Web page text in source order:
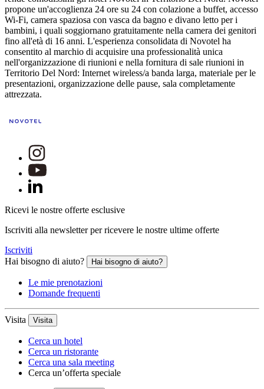
propone un'accoglienza 24 ore su 24 con colazione a buffet, accesso
Wi-Fi, camera spaziosa con vasca da bagno e divano letto per i
bambini, i quali soggiornano gratuitamente nella camera dei genitori
fino all'età di 16 anni. L'esperienza consolidata di Novotel ha
consentito al marchio di acquisire una professionalità unica
nell'organizzazione di riunioni e nella fornitura di sale riunioni in
Territorio Del Nord: Internet wireless/a banda larga, materiale per le
presentazioni, organizzazione delle pause, sala completamente
attrezzata.
Ricevi le nostre offerte esclusive
Iscriviti alla newsletter per ricevere le nostre ultime offerte
Iscriviti
Hai bisogno di aiuto?
Hai bisogno di aiuto?
Le mie prenotazioni
Domande frequenti
Visita Visita
Cerca un hotel
Cerca un ristorante
Cerca una sala meeting
Cerca un’offerta speciale